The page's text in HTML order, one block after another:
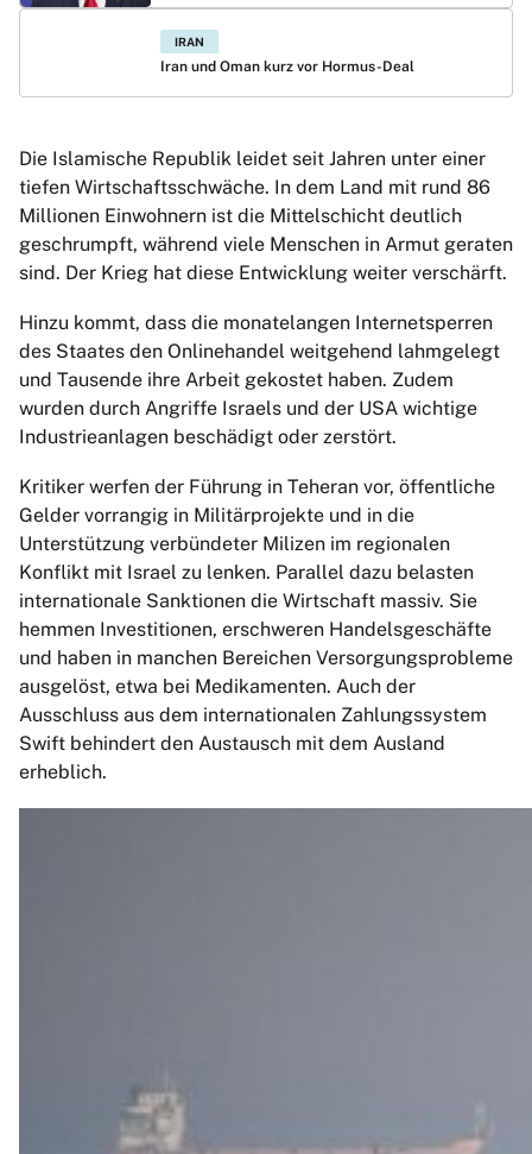
IRAN
Iran und Oman kurz vor Hormus-Deal
Die Islamische Republik leidet seit Jahren unter einer
tiefen Wirtschaftsschwäche. In dem Land mit rund 86
Millionen Einwohnern ist die Mittelschicht deutlich
geschrumpft, während viele Menschen in Armut geraten
sind. Der Krieg hat diese Entwicklung weiter verschärft.
Hinzu kommt, dass die monatelangen Internetsperren
des Staates den Onlinehandel weitgehend lahmgelegt
und Tausende ihre Arbeit gekostet haben. Zudem
wurden durch Angriffe Israels und der USA wichtige
Industrieanlagen beschädigt oder zerstört.
Kritiker werfen der Führung in Teheran vor, öffentliche
Gelder vorrangig in Militärprojekte und in die
Unterstützung verbündeter Milizen im regionalen
Konflikt mit Israel zu lenken. Parallel dazu belasten
internationale Sanktionen die Wirtschaft massiv. Sie
hemmen Investitionen, erschweren Handelsgeschäfte
und haben in manchen Bereichen Versorgungsprobleme
ausgelöst, etwa bei Medikamenten. Auch der
Ausschluss aus dem internationalen Zahlungssystem
Swift behindert den Austausch mit dem Ausland
erheblich.